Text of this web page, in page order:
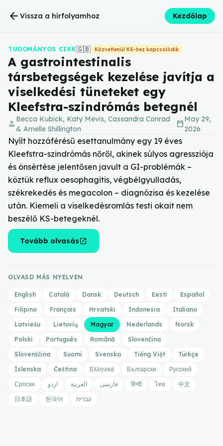
arrow_back Vissza a hírfolyamhoz Kezdőlap
TUDOMÁNYOS CIKK🇬🇧 Közvetlenül KS-hez kapcsolódik
A gastrointestinalis
társbetegségek kezelése javítja a
viselkedési tüneteket egy
Kleefstra-szindrómás betegnél
person Becca Kubick, Katy Mevis, Cassandra Conrad
& Amelle Shillington
calendar_todayMay 29,
2026
Nyílt hozzáférésű esettanulmány egy 19 éves
Kleefstra-szindrómás nőről, akinek súlyos agressziója
és önsértése jelentősen javult a GI-problémák –
köztük reflux oesophagitis, végbélgyulladás,
székrekedés és megacolon – diagnózisa és kezelése
után. Kiemeli a viselkedésromlás testi okait nem
beszélő KS-betegeknél.
Tovább olvasásopen_in_new
OLVASD MÁS NYELVEN
English Català Dansk Deutsch Eesti
Español
Filipino
Français Hrvatski Indonesia
Italiano
Latviešu
Lietuvių Magyar Nederlands
Norsk
Polski
Português Română
Slovenčina
Slovenščina
Suomi Svenska Tiếng Việt
Türkçe
Íslenska
Čeština Ελληνικά Български
Русский
Српски
اردو العربية فارسی हिन्दी ไทย
中文
日本語
한국어 עברית